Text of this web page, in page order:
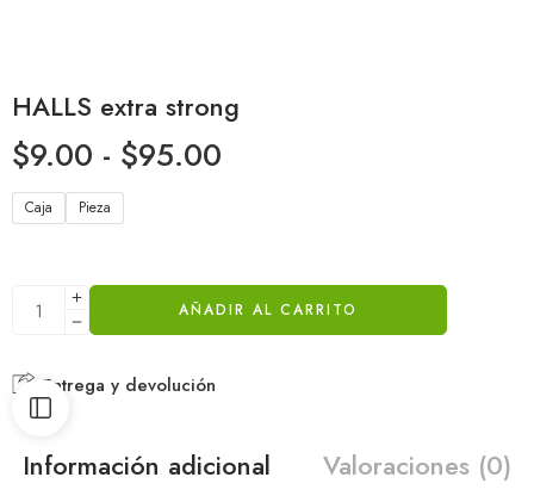
HALLS extra strong
$9.00 - $95.00
Caja Pieza
AÑADIR AL CARRITO
Entrega y devolución
Información adicional Valoraciones (0)